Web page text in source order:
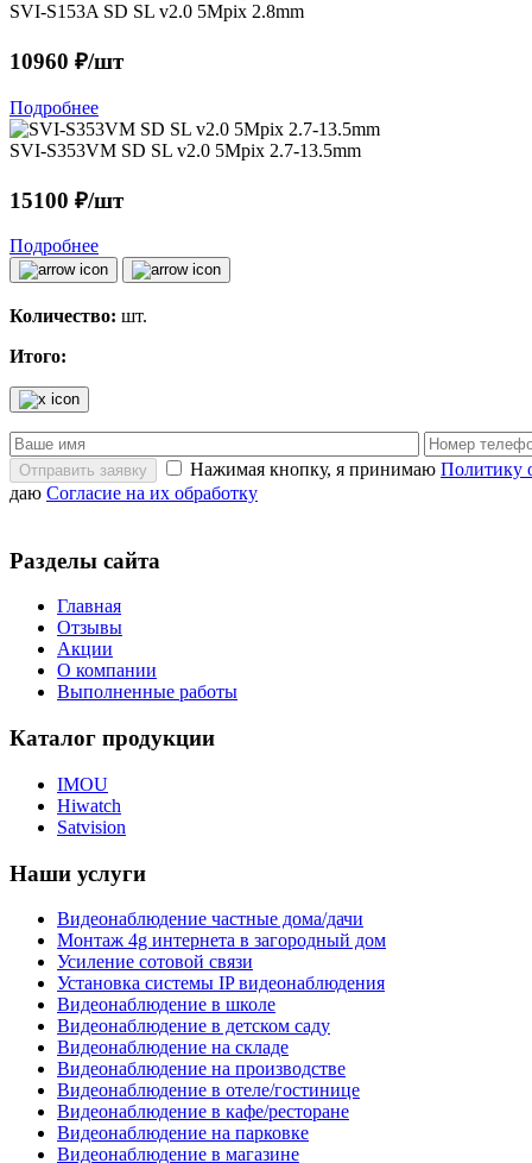
SVI-S153A SD SL v2.0 5Mpix 2.8mm
10960 ₽/шт
Подробнее
SVI-S353VM SD SL v2.0 5Mpix 2.7-13.5mm
15100 ₽/шт
Подробнее
Количество: шт.
Итого:
Отправить заявку Нажимая кнопку, я принимаю Политику
даю Согласие на их обработку
Разделы сайта
Главная
Отзывы
Акции
О компании
Выполненные работы
Каталог продукции
IMOU
Hiwatch
Satvision
Наши услуги
Видеонаблюдение частные дома/дачи
Монтаж 4g интернета в загородный дом
Усиление сотовой связи
Установка системы IP видеонаблюдения
Видеонаблюдение в школе
Видеонаблюдение в детском саду
Видеонаблюдение на складе
Видеонаблюдение на производстве
Видеонаблюдение в отеле/гостинице
Видеонаблюдение в кафе/ресторане
Видеонаблюдение на парковке
Видеонаблюдение в магазине